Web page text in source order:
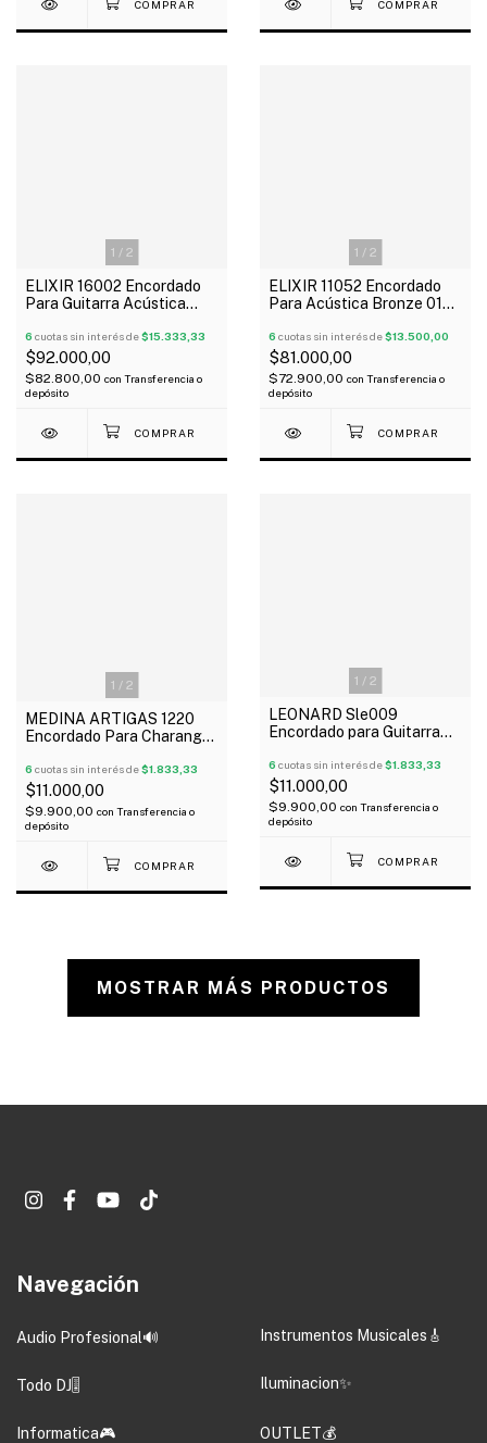
1 / 2
ELIXIR 16002 Encordado
Para Guitarra Acústica
NANOWEB
6 cuotas sin interés de$15.333,33
$92.000,00
$82.800,00 con Transferencia o
depósito
1 / 2
ELIXIR 11052 Encordado
Para Acústica Bronze 012-
6 cuotas sin interés de$13.500,00
$81.000,00
$72.900,00 con Transferencia o
depósito
1 / 2
MEDINA ARTIGAS 1220
Encordado Para Charango
6 cuotas sin interés de$1.833,33
$11.000,00
$9.900,00 con Transferencia o
depósito
1 / 2
LEONARD Sle009
Encordado para Guitarra
42
6 cuotas sin interés de$1.833,33
$11.000,00
$9.900,00 con Transferencia o
depósito
MOSTRAR MÁS PRODUCTOS
Navegación
Audio Profesional🔊 Instrumentos Musicales🎸
Todo DJ🎚️ Iluminacion✨
Informatica🎮 OUTLET💰